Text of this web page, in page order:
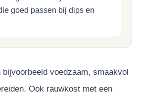
goed passen bij dips en
voedzaam, smaakvol
Ook rauwkost met een